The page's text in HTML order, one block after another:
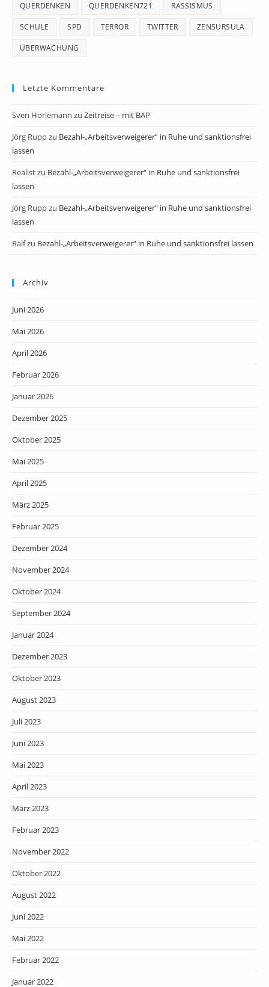
QUERDENKEN QUERDENKEN721 RASSISMUS
SCHULE SPD TERROR TWITTER ZENSURSULA
ÜBERWACHUNG
Letzte Kommentare
Sven Horlemann zu Zeitreise – mit BAP
Jörg Ruppzu Bezahl-„Arbeitsverweigerer“ in Ruhe und sanktionsfrei
lassen
Realistzu Bezahl-„Arbeitsverweigerer“ in Ruhe und sanktionsfrei
lassen
Jörg Ruppzu Bezahl-„Arbeitsverweigerer“ in Ruhe und sanktionsfrei
lassen
Ralfzu Bezahl-„Arbeitsverweigerer“ in Ruhe und sanktionsfrei lassen
Archiv
Juni 2026
Mai 2026
April 2026
Februar 2026
Januar 2026
Dezember 2025
Oktober 2025
Mai 2025
April 2025
März 2025
Februar 2025
Dezember 2024
November 2024
Oktober 2024
September 2024
Januar 2024
Dezember 2023
Oktober 2023
August 2023
Juli 2023
Juni 2023
Mai 2023
April 2023
März 2023
Februar 2023
November 2022
Oktober 2022
August 2022
Juni 2022
Mai 2022
Februar 2022
Januar 2022